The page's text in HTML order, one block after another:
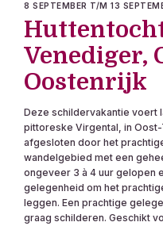
8 SEPTEMBER T/M 13
Venediger,
Oostenrijk
Deze schildervakantie voert
pittoreske Virgental, in
afgesloten door het
wandelgebied met een
ongeveer 3 à 4 uur gelopen
gelegenheid om het
leggen. Een prachtige
graag schilderen. Geschikt